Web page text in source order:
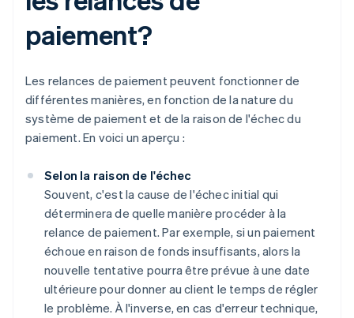
paiement?
Les relances de paiement peuvent fonctionner de
différentes manières, en fonction de la nature du
système de paiement et de la raison de l'échec du
paiement. En voici un aperçu :
Selon la raison de l'échec
Souvent, c'est la cause de l'échec initial qui
déterminera de quelle manière procéder à la
relance de paiement. Par exemple, si un paiement
échoue en raison de fonds insuffisants, alors la
nouvelle tentative pourra être prévue à une date
ultérieure pour donner au client le temps de régler
le problème. À l'inverse, en cas d'erreur technique,